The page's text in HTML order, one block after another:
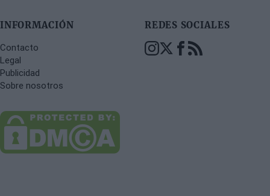
INFORMACIÓN
Contacto
Legal
Publicidad
Sobre nosotros
REDES SOCIALES